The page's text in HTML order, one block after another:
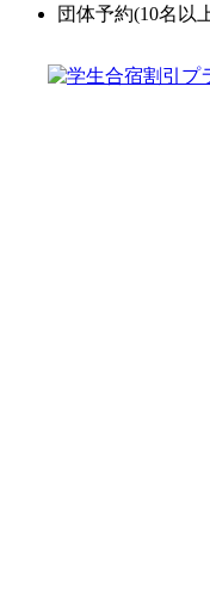
団体予約(10名以